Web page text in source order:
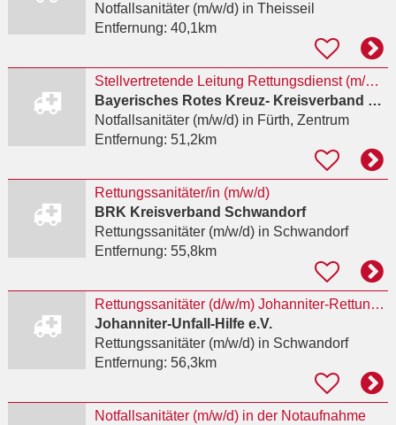
Notfallsanitäter (m/w/d)in Theisseil
Entfernung: 40,1km
Stellvertretende Leitung Rettungsdienst (m/w/d)
Bayerisches Rotes Kreuz- Kreisverband Fürth
Notfallsanitäter (m/w/d)in Fürth, Zentrum
Entfernung: 51,2km
Rettungssanitäter/in (m/w/d)
BRK Kreisverband Schwandorf
Rettungssanitäter (m/w/d)in Schwandorf
Entfernung: 55,8km
Rettungssanitäter (d/w/m) Johanniter-Rettungswache Schwandorf
Johanniter-Unfall-Hilfe e.V.
Rettungssanitäter (m/w/d)in Schwandorf
Entfernung: 56,3km
Notfallsanitäter (m/w/d) in der Notaufnahme